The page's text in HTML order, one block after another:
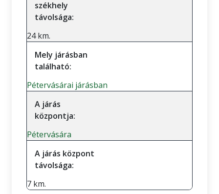
székhely
távolsága:
24 km.
Mely járásban
található:
Pétervásárai járásban
A járás
központja:
Pétervására
A járás központ
távolsága:
7 km.